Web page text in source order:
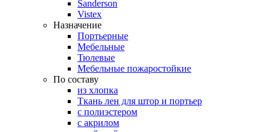
Sanderson
Vistex
Назначение
Портьерные
Мебельные
Тюлевые
Мебельные пожаростойкие
По составу
из хлопка
Ткань лен для штор и портьер
с полиэстером
с акрилом